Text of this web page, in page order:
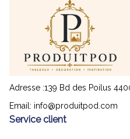
Adresse :139 Bd des Poilus
Email: info@produitpod.com
Service client